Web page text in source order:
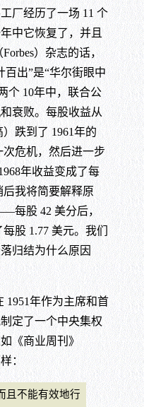
厂经历了一场 11 个
中它恢复了，并且
）杂志的话，
百出”是“华尔街眼中
个 10年中，联合公
衰败。每股收益从
跌到了 1961年的
危机，然后进一步
年收益变成了每
后我将简要解释原
每股 42 美分后，
股 1.77 美元。我们
归结为什么原因
年作为主席和首
定了一个中央集权
《商业周刊》
：
不能有效地行